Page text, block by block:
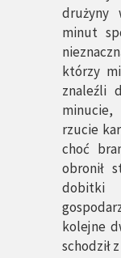
drużyny
minut
którzy
znaleźli
rzucie
choć
obronił
dobitki
kolejne
schodził